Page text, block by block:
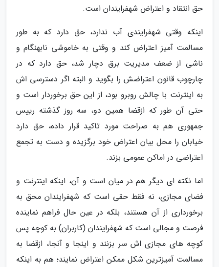
حق انتقاد و اعتراض شهفرایندان است.
اینکه وقتی شهفرایندی آب ندارد، حق دارد که به طور
مسالمت آمیز اعتراض کند و وقتی به خاموشی نابهنگام و
ناشی از ضعف مدیریت برق دچار شد، حق دارد که در
چارچوب قانون اعتراضش را بگوید و البته اگر دسترسی اش
به اینترنت با چالش روبرو بود، از این حق برخوردار است و
حتی آن طور که ازقضا همین دو، سه روز گذشته رییس
جمهوری هم به صراحت مورد تاکید قرار داده، حق دارد
خیابان را محل بیان اعتراض خود برگزیده و دست به تجمع
اعتراضی در اماکن عمومی بزند.
اما نکته ای دیگر هم در میان است و آن، اینکه اینترنت و
فضای مجازی، نه فقط حقی است که شهفرایندان محق به
برخورداری از آن هستند، بلکه در عین حال فراهم نماینده
فرصت و مجالی است که شهفرایندان (کاربران) به کوچه پس
کوچه های مجازی اش سر بزنند و اینجا و آنجا، ازقضا به
مسالمت آمیزترین شکل ممکن اعتراض نمایند؛ هم به اینکه